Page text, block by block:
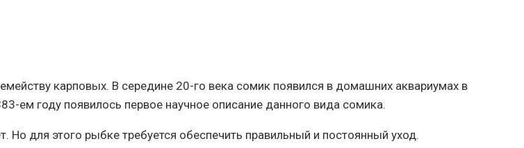
карповых. В середине 20-го века сомик появился в домашних аквариумах в
ем году появилось первое научное описание данного вида сомика.
для этого рыбке требуется обеспечить правильный и постоянный уход.